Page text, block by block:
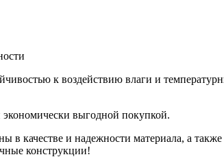
к воздействию влаги и
экономически выгодной покупкой.
в качестве и надежности материала, а
конструкции!